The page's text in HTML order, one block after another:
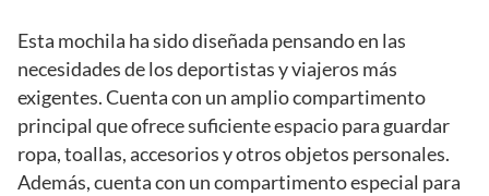
Esta mochila ha sido diseñada pensando en las
necesidades de los deportistas y viajeros más
exigentes. Cuenta con un amplio compartimento
principal que ofrece suficiente espacio para guardar
ropa, toallas, accesorios y otros objetos personales.
Además, cuenta con un compartimento especial para